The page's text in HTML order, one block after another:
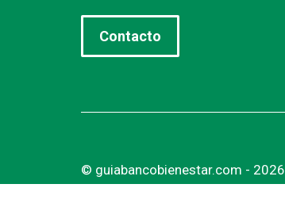
Contacto
© guiabancobienestar.com - 2026